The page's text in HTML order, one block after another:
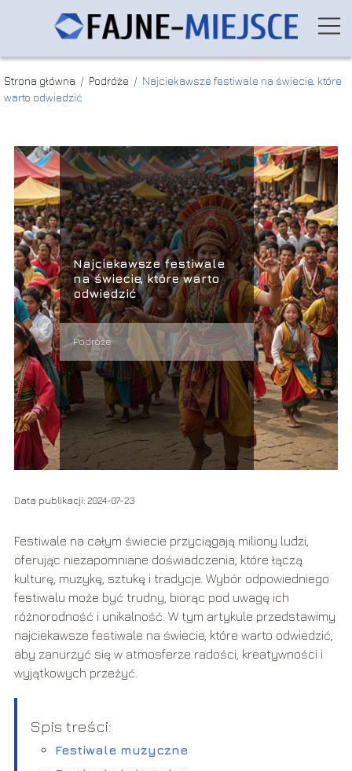
Strona główna / Podróże / Najciekawsze festiwale na świecie, które
warto odwiedzić
Najciekawsze festiwale
na świecie, które warto
odwiedzić
Podróże
Data publikacji: 2024-07-23
Festiwale na całym świecie przyciągają miliony ludzi,
oferując niezapomniane doświadczenia, które łączą
kulturę, muzykę, sztukę i tradycje. Wybór odpowiedniego
festiwalu może być trudny, biorąc pod uwagę ich
różnorodność i unikalność. W tym artykule przedstawimy
najciekawsze festiwale na świecie, które warto odwiedzić,
aby zanurzyć się w atmosferze radości, kreatywności i
wyjątkowych przeżyć.
Spis treści:
Festiwale muzyczne